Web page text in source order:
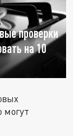
проверки
на 10
могут